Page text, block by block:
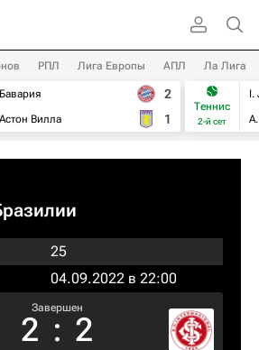
РПЛ Лига Европы АПЛ Ла Лига
Бавария
Астон Вилла
2
1
Теннис
2-й сет
I.
25
04.09.2022 в 22:00
Завершен
2 : 2